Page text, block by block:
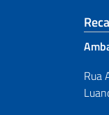
Rua